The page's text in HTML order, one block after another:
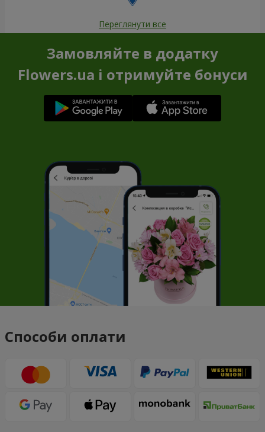
Переглянути все
Замовляйте в додатку
Flowers.ua і отримуйте бонуси
Способи оплати